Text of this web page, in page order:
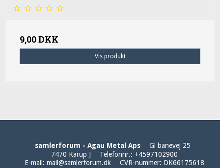
9,00 DKK
Vis produkt
samlerforum - Agau Metal Aps
Gl banevej 25
7470 Karup J
Telefonnr.: +4597102900
E-mail : mail@samlerforum.dk CVR-nummer: DK66175618